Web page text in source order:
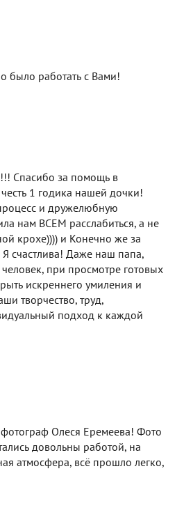
было работать с Вами!
Спасибо за помощь в
1 годика нашей дочки!
и дружелюбную
нам ВСЕМ расслабиться, а не
крохе)))) и Конечно же за
Я счастлива! Даже наш папа,
при просмотре готовых
искреннего умиления и
творчество, труд,
подход к каждой
Олеся Еремеева! Фото
довольны работой, на
атмосфера, всё прошло легко,